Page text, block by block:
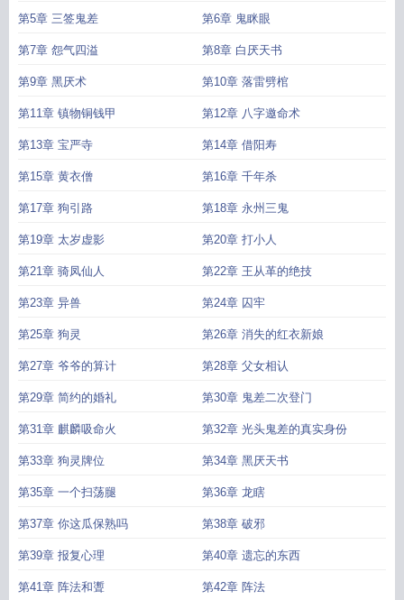
第5章 三签鬼差 第6章 鬼眯眼
第7章 怨气四溢 第8章 白厌天书
第9章 黑厌术 第10章 落雷劈棺
第11章 镇物铜钱甲 第12章 八字邀命术
第13章 宝严寺 第14章 借阳寿
第15章 黄衣僧 第16章 千年杀
第17章 狗引路 第18章 永州三鬼
第19章 太岁虚影 第20章 打小人
第21章 骑凤仙人 第22章 王从革的绝技
第23章 异兽 第24章 囚牢
第25章 狗灵 第26章 消失的红衣新娘
第27章 爷爷的算计 第28章 父女相认
第29章 简约的婚礼 第30章 鬼差二次登门
第31章 麒麟吸命火 第32章 光头鬼差的真实身份
第33章 狗灵牌位 第34章 黑厌天书
第35章 一个扫荡腿 第36章 龙瞎
第37章 你这瓜保熟吗 第38章 破邪
第39章 报复心理 第40章 遗忘的东西
第41章 阵法和聻 第42章 阵法